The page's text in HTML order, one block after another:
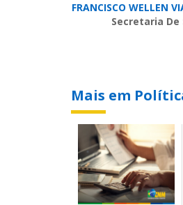
FRANCISCO WELLEN
Secretaria De
Mais em